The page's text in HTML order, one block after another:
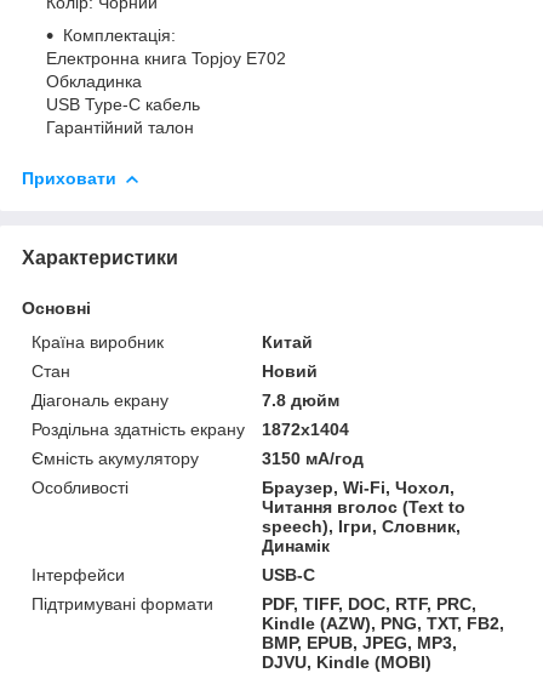
Комплектація:
Електронна книга Topjoy E702
Обкладинка
USB Type-C кабель
Гарантійний талон
Приховати
Характеристики
Основні
Країна виробник
Китай
Стан
Новий
Діагональ екрану
7.8 дюйм
Роздільна здатність екрану
1872x1404
Ємність акумулятору
3150 мА/год
Особливості
Браузер, Wi-Fi, Чохол,
Читання вголос (Text to
speech), Ігри, Словник,
Динамік
Інтерфейси
USB-C
Підтримувані формати
PDF, TIFF, DOC, RTF, PRC,
Kindle (AZW), PNG, TXT, FB2,
BMP, EPUB, JPEG, MP3,
DJVU, Kindle (MOBI)